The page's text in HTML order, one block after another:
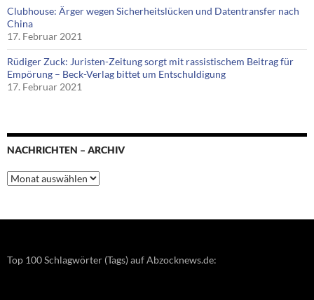
Clubhouse: Ärger wegen Sicherheitslücken und Datentransfer nach
China
17. Februar 2021
Rüdiger Zuck: Juristen-Zeitung sorgt mit rassistischem Beitrag für
Empörung – Beck-Verlag bittet um Entschuldigung
17. Februar 2021
NACHRICHTEN – ARCHIV
Nachrichten
–
Top 100 Schlagwörter (Tags) auf Abzocknews.de: